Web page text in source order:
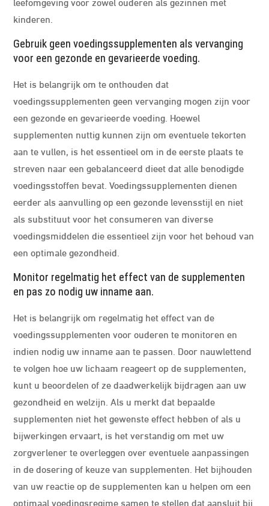
kinderen.
Gebruik geen voedingssupplementen als vervanging
voor een gezonde en gevarieerde voeding.
Het is belangrijk om te onthouden dat
voedingssupplementen geen vervanging mogen zijn voor
een gezonde en gevarieerde voeding. Hoewel
supplementen nuttig kunnen zijn om eventuele tekorten
aan te vullen, is het essentieel om in de eerste plaats te
streven naar een gebalanceerd dieet dat alle benodigde
voedingsstoffen bevat. Voedingssupplementen dienen
eerder als aanvulling op een gezonde levensstijl en niet
als substituut voor het consumeren van diverse
voedingsmiddelen die essentieel zijn voor het behoud van
een optimale gezondheid.
Monitor regelmatig het effect van de supplementen
en pas zo nodig uw inname aan.
Het is belangrijk om regelmatig het effect van de
voedingssupplementen voor ouderen te monitoren en
indien nodig uw inname aan te passen. Door nauwlettend
te volgen hoe uw lichaam reageert op de supplementen,
kunt u beoordelen of ze daadwerkelijk bijdragen aan uw
gezondheid en welzijn. Als u merkt dat bepaalde
supplementen niet het gewenste effect hebben of als u
bijwerkingen ervaart, is het verstandig om met uw
zorgverlener te overleggen over eventuele aanpassingen
in de dosering of keuze van supplementen. Het bijhouden
van uw reactie op de supplementen kan u helpen om een
optimaal voedingsregime samen te stellen dat aansluit bij